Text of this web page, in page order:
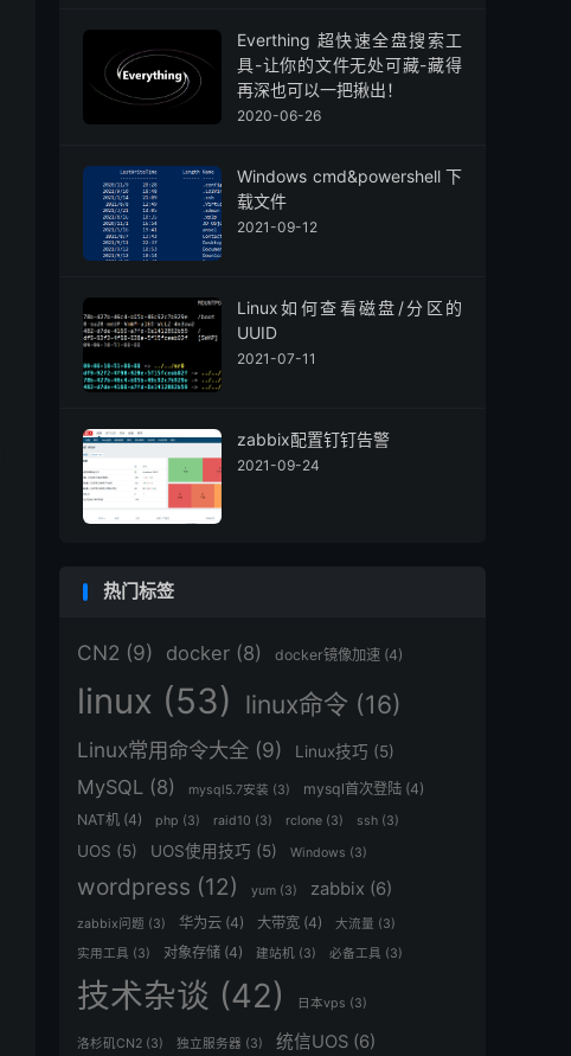
Everthing 超快速全盘搜索工
具-让你的文件无处可藏-藏得
再深也可以一把揪出！
2020-06-26
Windows cmd&powershell 下
载文件
2021-09-12
Linux如何查看磁盘/分区的
UUID
2021-07-11
zabbix配置钉钉告警
2021-09-24
热门标签
CN2 (9) docker (8) docker镜像加速 (4)
linux (53) linux命令 (16)
Linux常用命令大全 (9) Linux技巧 (5)
MySQL (8) mysql5.7安装 (3) mysql首次登陆 (4)
NAT机 (4) php (3) raid10 (3) rclone (3) ssh (3)
UOS (5) UOS使用技巧 (5) Windows (3)
wordpress (12) yum (3) zabbix (6)
zabbix问题 (3) 华为云 (4) 大带宽 (4) 大流量 (3)
实用工具 (3) 对象存储 (4) 建站机 (3) 必备工具 (3)
技术杂谈 (42) 日本vps (3)
洛杉矶CN2 (3) 独立服务器 (3) 统信UOS (6)